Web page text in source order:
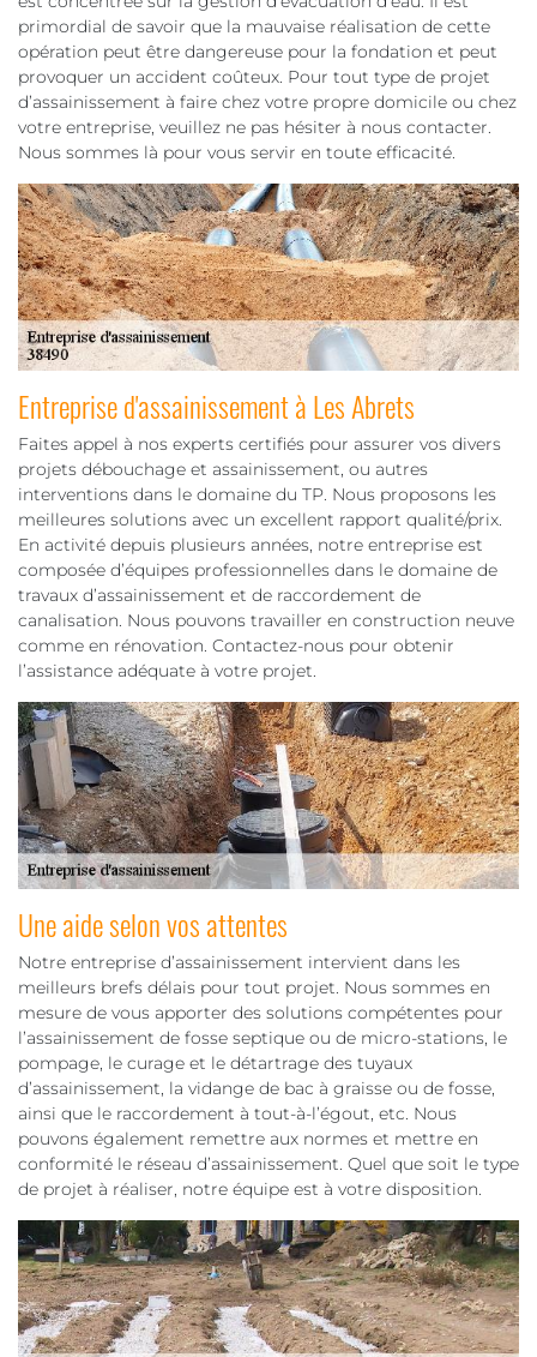
primordial de savoir que la mauvaise réalisation de cette
opération peut être dangereuse pour la fondation et peut
provoquer un accident coûteux. Pour tout type de projet
d’assainissement à faire chez votre propre domicile ou chez
votre entreprise, veuillez ne pas hésiter à nous contacter.
Nous sommes là pour vous servir en toute efficacité.
Entreprise d'assainissement à Les Abrets
Faites appel à nos experts certifiés pour assurer vos divers
projets débouchage et assainissement, ou autres
interventions dans le domaine du TP. Nous proposons les
meilleures solutions avec un excellent rapport qualité/prix.
En activité depuis plusieurs années, notre entreprise est
composée d’équipes professionnelles dans le domaine de
travaux d’assainissement et de raccordement de
canalisation. Nous pouvons travailler en construction neuve
comme en rénovation. Contactez-nous pour obtenir
l’assistance adéquate à votre projet.
Une aide selon vos attentes
Notre entreprise d’assainissement intervient dans les
meilleurs brefs délais pour tout projet. Nous sommes en
mesure de vous apporter des solutions compétentes pour
l’assainissement de fosse septique ou de micro-stations, le
pompage, le curage et le détartrage des tuyaux
d’assainissement, la vidange de bac à graisse ou de fosse,
ainsi que le raccordement à tout-à-l’égout, etc. Nous
pouvons également remettre aux normes et mettre en
conformité le réseau d’assainissement. Quel que soit le type
de projet à réaliser, notre équipe est à votre disposition.